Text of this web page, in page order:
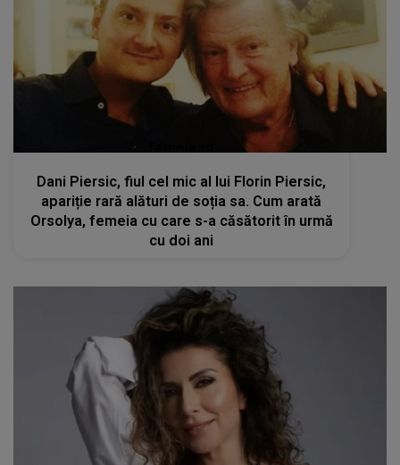
Dani Piersic, fiul cel mic al lui Florin Piersic,
apariție rară alături de soția sa. Cum arată
Orsolya, femeia cu care s-a căsătorit în urmă
cu doi ani